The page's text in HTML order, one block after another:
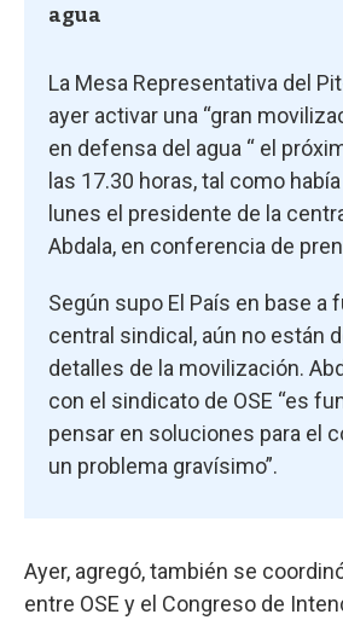
agua
La Mesa Representativa del
ayer activar una “gran
en defensa del agua “ el
las 17.30 horas, tal como
lunes el presidente de la
Abdala, en conferencia de
Según supo El País en base a
central sindical, aún no están
detalles de la movilización.
con el sindicato de OSE “es
pensar en soluciones para el
un problema gravísimo”.
Ayer, agregó, también se
entre OSE y el Congreso de